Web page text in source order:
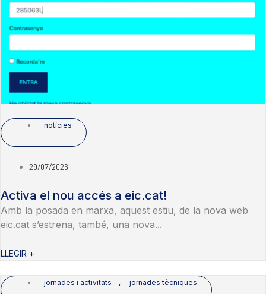
notícies
29/07/2026
Activa el nou accés a eic.cat!
Amb la posada en marxa, aquest estiu, de la nova web
eic.cat s’estrena, també, una nova...
LLEGIR +
jornades i activitats , jornades tècniques